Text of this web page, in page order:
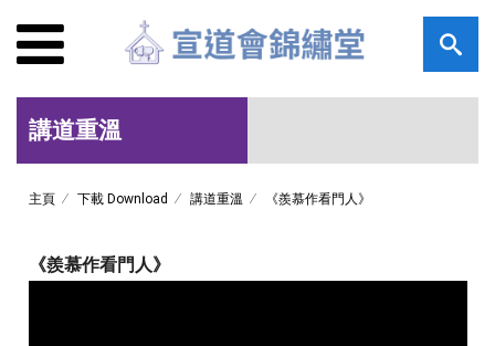
講道重溫
主頁 下載 Download 講道重溫 《羨慕作看門人》
《羨慕作看門人》